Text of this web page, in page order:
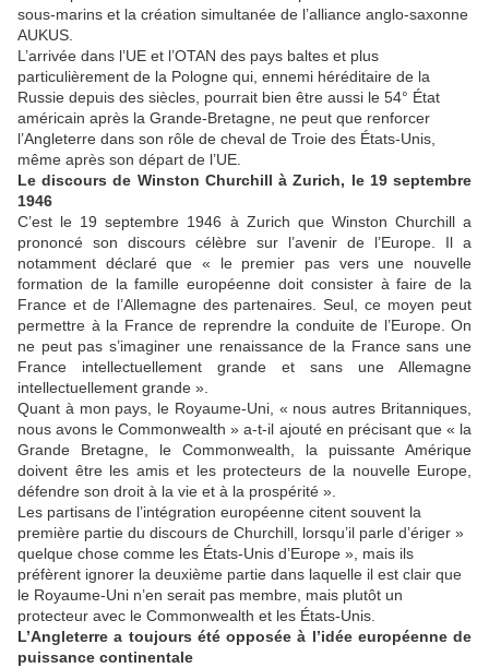
sous-marins et la création simultanée de l’alliance anglo-saxonne
AUKUS.
L’arrivée dans l’UE et l’OTAN des pays baltes et plus
particulièrement de la Pologne qui, ennemi héréditaire de la
Russie depuis des siècles, pourrait bien être aussi le 54° État
américain après la Grande-Bretagne, ne peut que renforcer
l’Angleterre dans son rôle de cheval de Troie des États-Unis,
même après son départ de l’UE.
Le discours de Winston Churchill à Zurich, le 19 septembre
1946
C’est le 19 septembre 1946 à Zurich que Winston Churchill a
prononcé son discours célèbre sur l’avenir de l’Europe. Il a
notamment déclaré que « le premier pas vers une nouvelle
formation de la famille européenne doit consister à faire de la
France et de l’Allemagne des partenaires. Seul, ce moyen peut
permettre à la France de reprendre la conduite de l’Europe. On
ne peut pas s’imaginer une renaissance de la France sans une
France intellectuellement grande et sans une Allemagne
intellectuellement grande ».
Quant à mon pays, le Royaume-Uni, « nous autres Britanniques,
nous avons le Commonwealth » a-t-il ajouté en précisant que « la
Grande Bretagne, le Commonwealth, la puissante Amérique
doivent être les amis et les protecteurs de la nouvelle Europe,
défendre son droit à la vie et à la prospérité ».
Les partisans de l’intégration européenne citent souvent la
première partie du discours de Churchill, lorsqu’il parle d’ériger »
quelque chose comme les États-Unis d’Europe », mais ils
préfèrent ignorer la deuxième partie dans laquelle il est clair que
le Royaume-Uni n’en serait pas membre, mais plutôt un
protecteur avec le Commonwealth et les États-Unis.
L’Angleterre a toujours été opposée à l’idée européenne de
puissance continentale